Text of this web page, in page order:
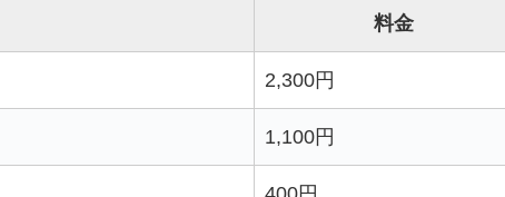
料金
2,300円
1,100円